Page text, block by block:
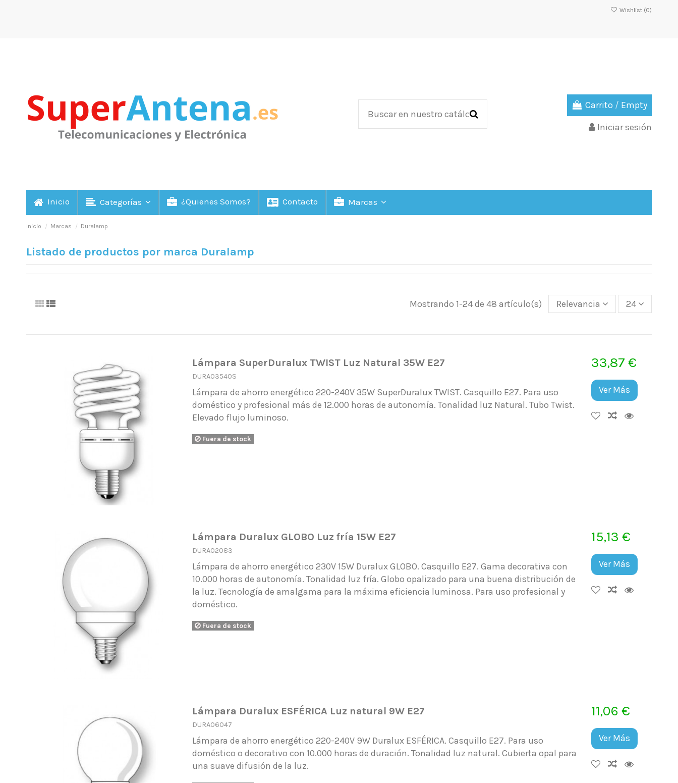
Wishlist (0)
Carrito / Empty
Iniciar sesión
Inicio Categorías ¿Quienes Somos? Contacto Marcas
Inicio Marcas Duralamp
Listado de productos por marca Duralamp
Mostrando 1-24 de 48 artículo(s) Relevancia 24
Lámpara SuperDuralux TWIST Luz Natural 35W E27
DURA03540S
Lámpara de ahorro energético 220-240V 35W SuperDuralux TWIST. Casquillo E27. Para uso
doméstico y profesional más de 12.000 horas de autonomía. Tonalidad luz Natural. Tubo Twist.
Elevado flujo luminoso.
Fuera de stock
33,87 €
Ver Más
Lámpara Duralux GLOBO Luz fría 15W E27
DURA02083
Lámpara de ahorro energético 230V 15W Duralux GLOBO. Casquillo E27. Gama decorativa con
10.000 horas de autonomía. Tonalidad luz fría. Globo opalizado para una buena distribución de
la luz. Tecnología de amalgama para la máxima eficiencia luminosa. Para uso profesional y
doméstico.
Fuera de stock
15,13 €
Ver Más
Lámpara Duralux ESFÉRICA Luz natural 9W E27
DURA06047
Lámpara de ahorro energético 220-240V 9W Duralux ESFÉRICA. Casquillo E27. Para uso
doméstico o decorativo con 10.000 horas de duración. Tonalidad luz natural. Cubierta opal para
una suave difusión de la luz.
11,06 €
Ver Más